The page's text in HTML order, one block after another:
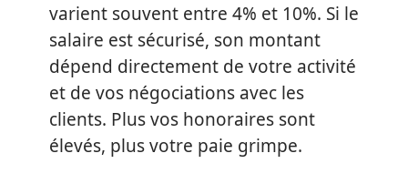
varient souvent entre 4% et 10%. Si le
salaire est sécurisé, son montant
dépend directement de votre activité
et de vos négociations avec les
clients. Plus vos honoraires sont
élevés, plus votre paie grimpe.